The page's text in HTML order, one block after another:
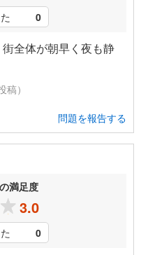
0
街全体が朝早く夜も静
）
問題を報告する
満足度
3.0
0